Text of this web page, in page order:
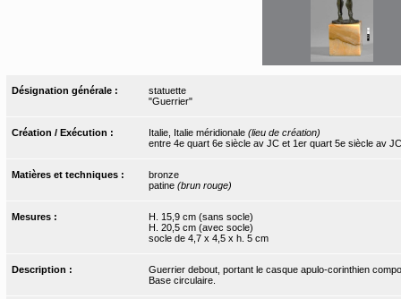
Désignation générale :
statuette
"Guerrier"
Création / Exécution : Italie, Italie méridionale (lieu de création)
entre 4e quart 6e siècle av JC et 1er quart 5e siècle av JC
Matières et techniques :
bronze
patine (brun rouge)
Mesures :
H. 15,9 cm (sans socle)
H. 20,5 cm (avec socle)
socle de 4,7 x 4,5 x h. 5 cm
Description :
Guerrier debout, portant le casque apulo-corinthien
Base circulaire.